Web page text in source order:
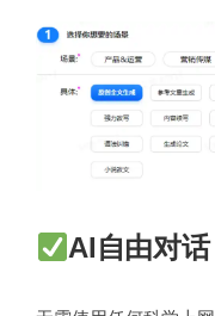
AI自由对话